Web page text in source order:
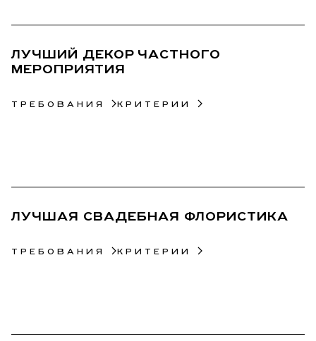
ЛУЧШИЙ ДЕКОР ЧАСТНОГО
МЕРОПРИЯТИЯ
ТРЕБОВАНИЯ КРИТЕРИИ
ЛУЧШАЯ СВАДЕБНАЯ ФЛОРИСТИКА
ТРЕБОВАНИЯ КРИТЕРИИ